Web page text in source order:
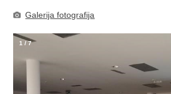
Galerija fotografija
1 /7